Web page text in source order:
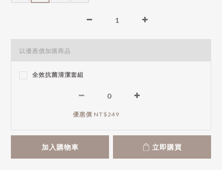
以優惠價加購商品
全效抗菌清潔套組
優惠價 NT$249
加入購物車 立即購買